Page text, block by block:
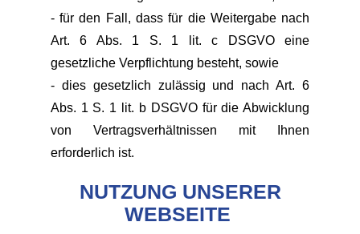
- für den Fall, dass für die Weitergabe nach
Art. 6 Abs. 1 S. 1 lit. c DSGVO eine
gesetzliche Verpflichtung besteht, sowie
- dies gesetzlich zulässig und nach Art. 6
Abs. 1 S. 1 lit. b DSGVO für die Abwicklung
von Vertragsverhältnissen mit Ihnen
erforderlich ist.
NUTZUNG UNSERER
WEBSEITE